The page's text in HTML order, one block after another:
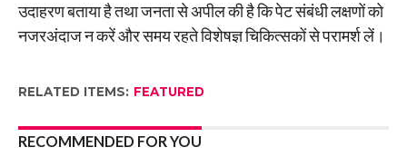
उदाहरण बताया है तथा जनता से अपील की है कि पेट संबंधी लक्षणों को
नजरअंदाज न करें और समय रहते विशेषज्ञ चिकित्सकों से परामर्श लें।
RELATED ITEMS: FEATURED
RECOMMENDED FOR YOU